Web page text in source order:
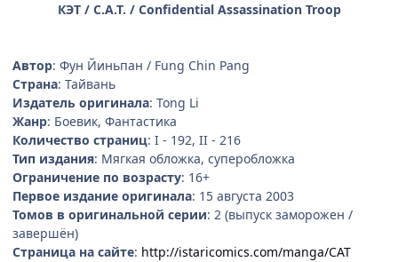
КЭТ / C.A.T. / Confidential Assassination Troop
Автор: Фун Йиньпан / Fung Chin Pang
Страна: Тайвань
Издатель оригинала: Tong Li
Жанр: Боевик, Фантастика
Количество страниц: I - 192, II - 216
Тип издания: Мягкая обложка, суперобложка
Ограничение по возрасту: 16+
Первое издание оригинала: 15 августа 2003
Томов в оригинальной серии: 2 (выпуск заморожен /
завершён)
Страница на сайте: http://istaricomics.com/manga/CAT